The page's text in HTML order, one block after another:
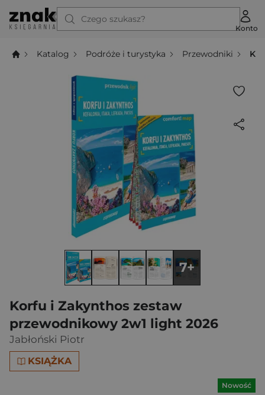
Czego szukasz?
Konto
Katalog Podróże i turystyka Przewodniki
Korfu i Zakynthos zestaw
przewodnikowy 2w1 light 2026
Jabłoński Piotr
KSIĄŻKA
7+
Nowość